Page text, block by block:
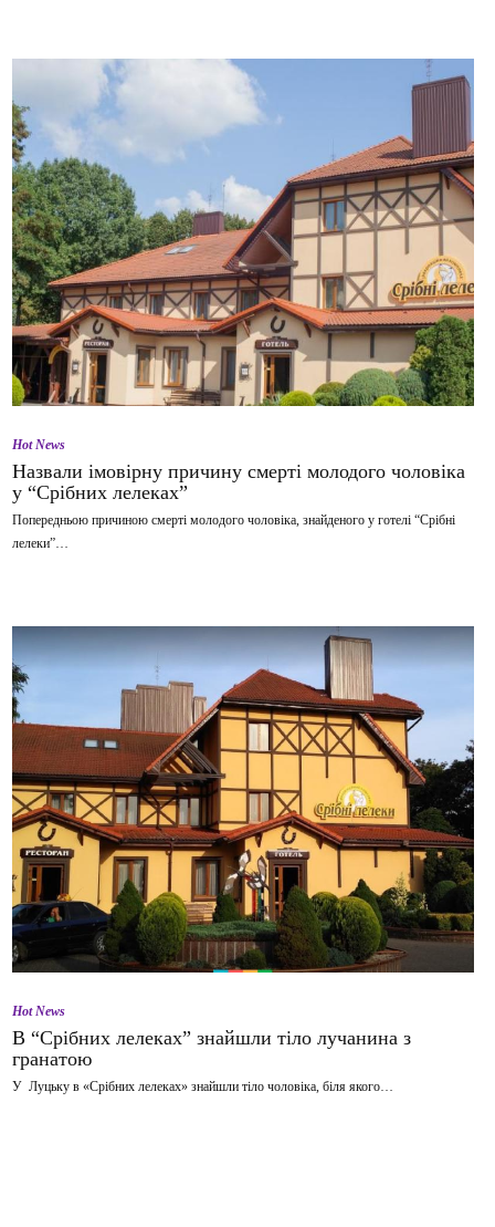
Hot News
Назвали імовірну причину смерті молодого чоловіка
у “Срібних лелеках”
Попередньою причиною смерті молодого чоловіка, знайденого у готелі “Срібні
лелеки”…
Hot News
В “Срібних лелеках” знайшли тіло лучанина з
гранатою
У Луцьку в «Срібних лелеках» знайшли тіло чоловіка, біля якого…